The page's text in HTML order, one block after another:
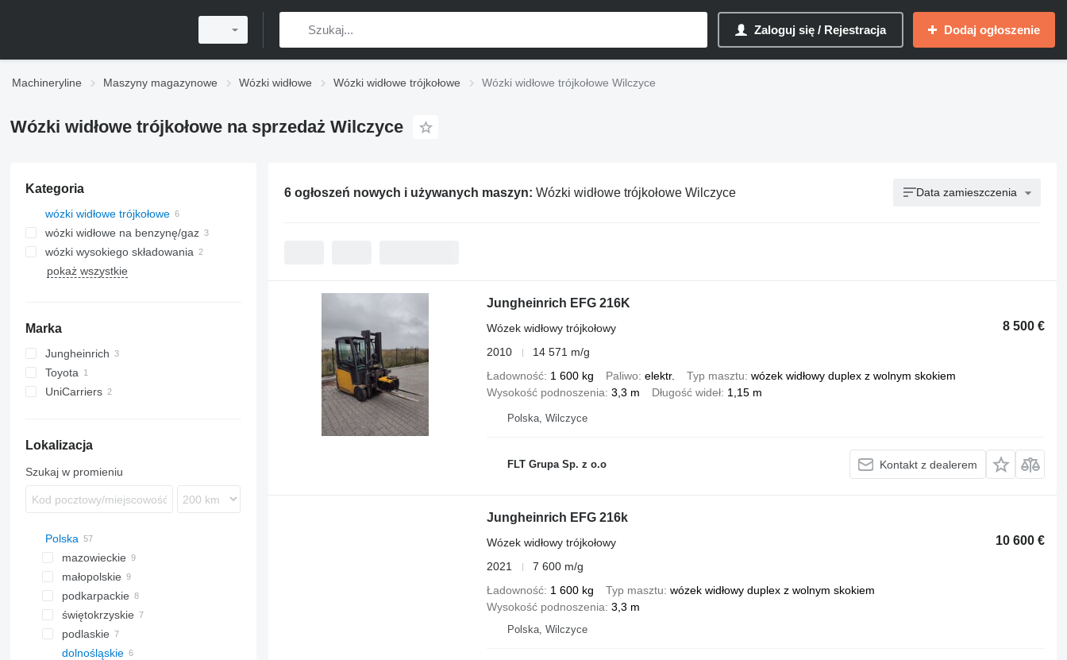
Zaloguj się / Rejestracja Dodaj ogłoszenie
Machineryline Maszyny magazynowe Wózki widłowe Wózki widłowe trójkołowe Wózki widłowe trójkołowe Wilczyce
Wózki widłowe trójkołowe na sprzedaż Wilczyce
Kategoria
wózki widłowe trójkołowe
wózki widłowe na benzynę/gaz
wózki wysokiego składowania
pokaż wszystkie
Marka
Jungheinrich
EFG
Toyota
UniCarriers
Lokalizacja
Szukaj w promieniu
Polska
mazowieckie
Radom
Pawłów
Siedlce
małopolskie
Kraków
Andrychów
Dąbrowa Tarnowska
podkarpackie
Chmielów
Stalowa Wola
świętokrzyskie
podlaskie
Białystok
dolnośląskie
6 ogłoszeń nowych i używanych maszyn: Wózki widłowe trójkołowe Wilczyce Data zamieszczenia
Jungheinrich EFG 216K
8 500 €
Wózek widłowy trójkołowy
2010
14 571 m/g
Ładowność 1 600 kg Paliwo elektr. Typ masztu wózek widłowy duplex z wolnym skokiem
Wysokość podnoszenia 3,3 m Długość wideł 1,15 m
Polska, Wilczyce
FLT Grupa Sp. z o.o Kontakt z dealerem
Jungheinrich EFG 216k
10 600 €
Wózek widłowy trójkołowy
2021
7 600 m/g
Ładowność 1 600 kg Typ masztu wózek widłowy duplex z wolnym skokiem
Wysokość podnoszenia 3,3 m
Polska, Wilczyce